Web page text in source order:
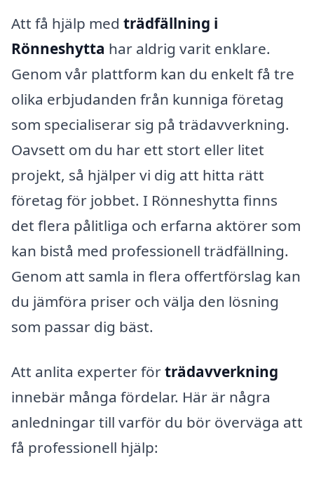
Att få hjälp med trädfällning i
Rönneshytta har aldrig varit enklare.
Genom vår plattform kan du enkelt få tre
olika erbjudanden från kunniga företag
som specialiserar sig på trädavverkning.
Oavsett om du har ett stort eller litet
projekt, så hjälper vi dig att hitta rätt
företag för jobbet. I Rönneshytta finns
det flera pålitliga och erfarna aktörer som
kan bistå med professionell trädfällning.
Genom att samla in flera offertförslag kan
du jämföra priser och välja den lösning
som passar dig bäst.
Att anlita experter förträdavverkning
innebär många fördelar. Här är några
anledningar till varför du bör överväga att
få professionell hjälp: